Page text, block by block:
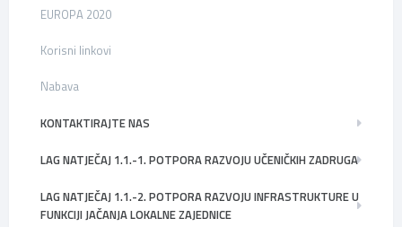
EUROPA 2020
Korisni linkovi
Nabava
KONTAKTIRAJTE NAS
LAG NATJEČAJ 1.1.-1. POTPORA RAZVOJU UČENIČKIH ZADRUGA
LAG NATJEČAJ 1.1.-2. POTPORA RAZVOJU INFRASTRUKTURE U
FUNKCIJI JAČANJA LOKALNE ZAJEDNICE